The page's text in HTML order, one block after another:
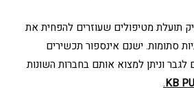
תועלת מטיפולים שעוזרים להפחית את
סתומות. ישנם אינספור תכשירים
לגבר וניתן למצוא אותם בחברות השונות
KB
.